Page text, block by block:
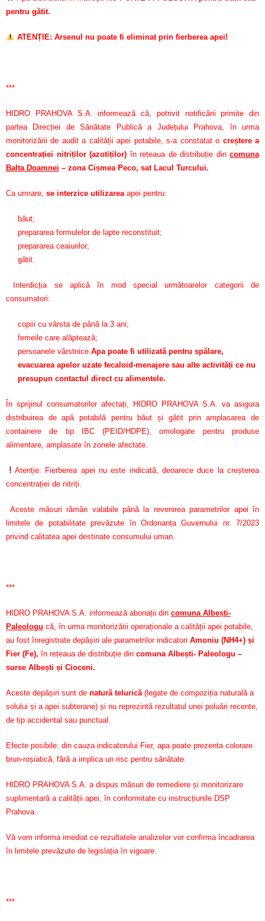
pentru gătit.
ATENȚIE: Arsenul nu poate fi eliminat prin fierberea apei!
***
HIDRO PRAHOVA S.A. informează că, potrivit notificării primite din
partea Direcției de Sănătate Publică a Județului Prahova, în urma
monitorizării de audit a calității apei potabile, s-a constatat o creștere a
concentrației nitriților (azotiților) în rețeaua de distribuție din comuna
Balta Doamnei – zona Cișmea Peco, sat Lacul Turcului.
Ca urmare, se interzice utilizareaapei pentru:
băut;
prepararea formulelor de lapte reconstituit;
prepararea ceaiurilor;
gătit.
Interdicția se aplică în mod special următoarelor categorii de
consumatori:
copiii cu vârsta de până la 3 ani;
femeile care alăptează;
persoanele vârstnice.Apa poate fi utilizată pentru spălare,
evacuarea apelor uzate fecaloid-menajere sau alte activități ce nu
presupun contactul direct cu alimentele.
În sprijinul consumatorilor afectați, HIDRO PRAHOVA S.A. va asigura
distribuirea de apă potabilă pentru băut și gătit prin amplasarea de
containere de tip IBC (PEID/HDPE), omologate pentru produse
alimentare, amplasate în zonele afectate.
Atenție: Fierberea apei nu este indicată, deoarece duce la creșterea
concentrației de nitriți.
Aceste măsuri rămân valabile până la revenirea parametrilor apei în
limitele de potabilitate prevăzute în Ordonanța Guvernului nr. 7/2023
privind calitatea apei destinate consumului uman.
***
HIDRO PRAHOVA S.A. informează abonații din comuna Albești-
Paleologu că, în urma monitorizării operaționale a calității apei potabile,
au fost înregistrate depășiri ale parametrilor indicatori Amoniu (NH4+) și
Fier (Fe), în rețeaua de distribuție din comuna Albești- Paleologu –
surse Albești și Cioceni.
Aceste depășiri sunt de natură telurică(legate de compoziția naturală a
solului și a apei subterane) și nu reprezintă rezultatul unei poluări recente,
de tip accidental sau punctual.
Efecte posibile: din cauza indicatorului Fier, apa poate prezenta colorare
brun-roșiatică, fără a implica un risc pentru sănătate.
HIDRO PRAHOVA S.A. a dispus măsuri de remediere și monitorizare
suplimentară a calității apei, în conformitate cu instrucțiunile DSP
Prahova.
Vă vom informa imediat ce rezultatele analizelor vor confirma încadrarea
în limitele prevăzute de legislația în vigoare.
***